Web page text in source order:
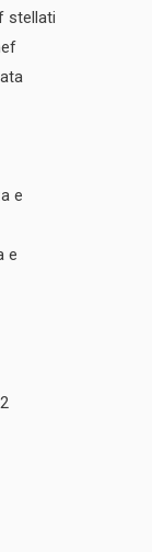
stellati
e
e